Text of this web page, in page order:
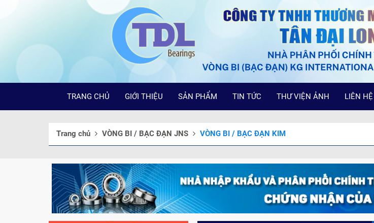
TRANG CHỦ GIỚI THIỆU SẢN PHẨM TIN TỨC THƯ VIỆN ẢNH LIÊN HỆ
Trang chủ VÒNG BI / BẠC ĐẠN JNS VÒNG BI / BẠC ĐẠN KIM